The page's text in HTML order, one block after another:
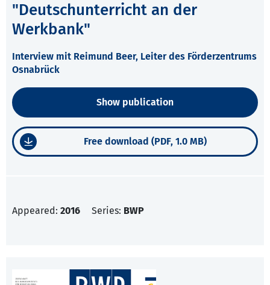
"Deutschunterricht an der
Werkbank"
Interview mit Reimund Beer, Leiter des Förderzentrums
Osnabrück
Show publication
Free download (PDF, 1.0 MB)
Appeared: 2016 Series: BWP